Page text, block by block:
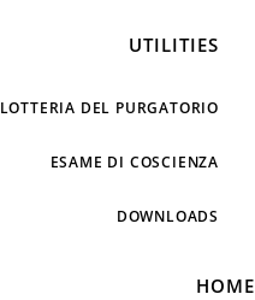
UTILITIES
LOTTERIA DEL PURGATORIO
ESAME DI COSCIENZA
DOWNLOADS
HOME